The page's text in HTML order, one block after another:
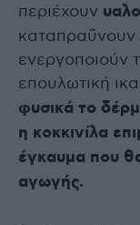
περιέχουν
καταπραΰνουν
ενεργοποιούν
επουλωτική
φυσικά το
η κοκκινίλα
έγκαυμα που
αγωγής.